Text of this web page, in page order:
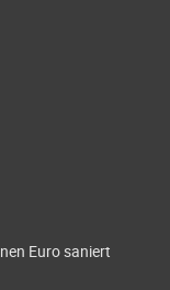
Euro saniert